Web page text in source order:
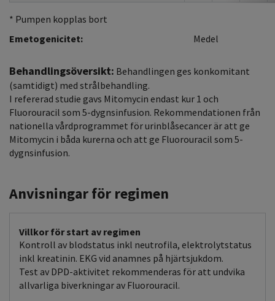
* Pumpen kopplas bort
Emetogenicitet:
Medel
Behandlingsöversikt: Behandlingen ges konkomitant
(samtidigt) med strålbehandling.
I refererad studie gavs Mitomycin endast kur 1 och
Fluorouracil som 5-dygnsinfusion. Rekommendationen från
nationella vårdprogrammet för urinblåsecancer är att ge
Mitomycin i båda kurerna och att ge Fluorouracil som 5-
dygnsinfusion.
Anvisningar för regimen
Villkor för start av regimen
Kontroll av blodstatus inkl neutrofila, elektrolytstatus
inkl kreatinin. EKG vid anamnes på hjärtsjukdom.
Test av DPD-aktivitet rekommenderas för att undvika
allvarliga biverkningar av Fluorouracil.